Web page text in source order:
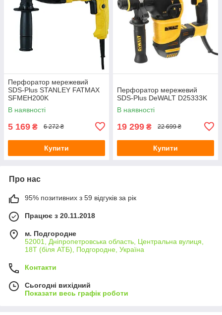
Перфоратор мережевий
SDS-Plus STANLEY FATMAX
SFMEH200K
В наявності
5 169 ₴ 6 272 ₴
Купити
Перфоратор мережевий
SDS-Plus DeWALT D25333K
В наявності
19 299 ₴ 22 699 ₴
Купити
Про нас
95% позитивних з 59 відгуків за рік
Працює з 20.11.2018
м. Подгородне
52001, Дніпропетровська область, Центральна вулиця,
18Т (біля АТБ), Подгородне, Україна
Контакти
Сьогодні вихідний
Показати весь графік роботи